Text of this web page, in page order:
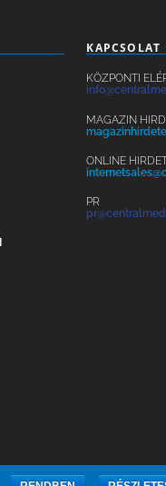
KAPCSOLAT
KÖZPONTI
MAGAZIN
ONLINE
PR